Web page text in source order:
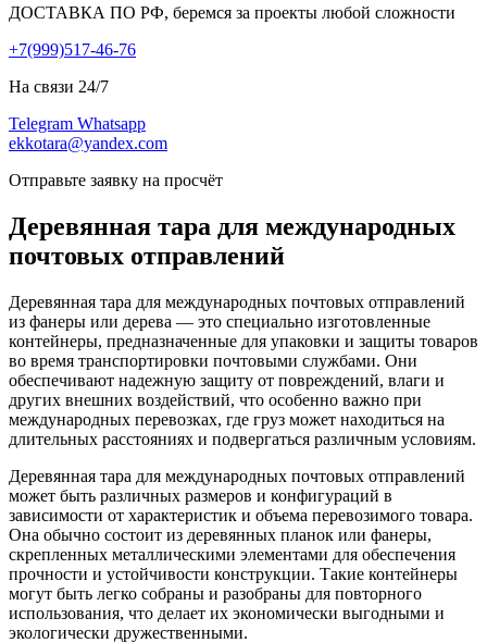
ДОСТАВКА ПО РФ, беремся за проекты любой сложности
+7(999)517-46-76
На связи 24/7
Telegram Whatsapp
ekkotara@yandex.com
Отправьте заявку на просчёт
Деревянная тара для международных
почтовых отправлений
Деревянная тара для международных почтовых отправлений
из фанеры или дерева — это специально изготовленные
контейнеры, предназначенные для упаковки и защиты товаров
во время транспортировки почтовыми службами. Они
обеспечивают надежную защиту от повреждений, влаги и
других внешних воздействий, что особенно важно при
международных перевозках, где груз может находиться на
длительных расстояниях и подвергаться различным условиям.
Деревянная тара для международных почтовых отправлений
может быть различных размеров и конфигураций в
зависимости от характеристик и объема перевозимого товара.
Она обычно состоит из деревянных планок или фанеры,
скрепленных металлическими элементами для обеспечения
прочности и устойчивости конструкции. Такие контейнеры
могут быть легко собраны и разобраны для повторного
использования, что делает их экономически выгодными и
экологически дружественными.